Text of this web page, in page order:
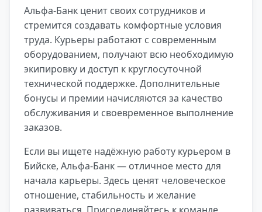
Альфа-Банк ценит своих сотрудников и
стремится создавать комфортные условия
труда. Курьеры работают с современным
оборудованием, получают всю необходимую
экипировку и доступ к круглосуточной
технической поддержке. Дополнительные
бонусы и премии начисляются за качество
обслуживания и своевременное выполнение
заказов.
Если вы ищете надёжную работу курьером в
Бийске, Альфа-Банк — отличное место для
начала карьеры. Здесь ценят человеческое
отношение, стабильность и желание
развиваться. Присоединяйтесь к команде